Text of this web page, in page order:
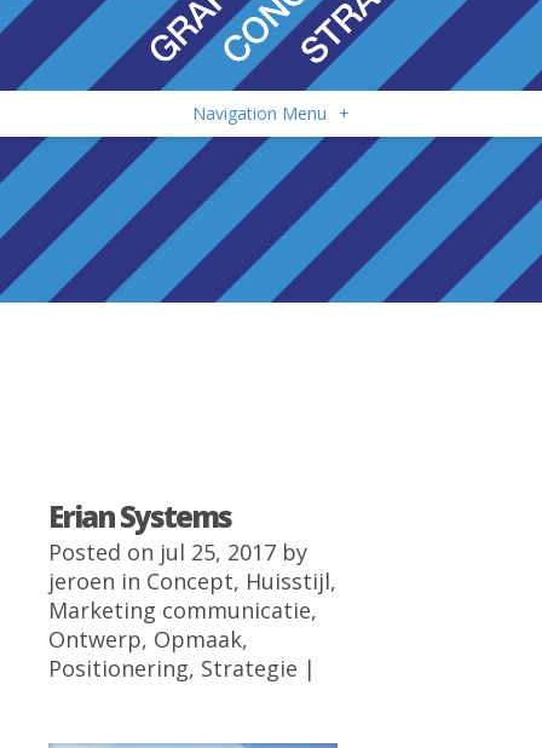
Navigation Menu +
Erian Systems
Posted on jul 25, 2017 by
jeroen in Concept, Huisstijl,
Marketing communicatie,
Ontwerp, Opmaak,
Positionering, Strategie |